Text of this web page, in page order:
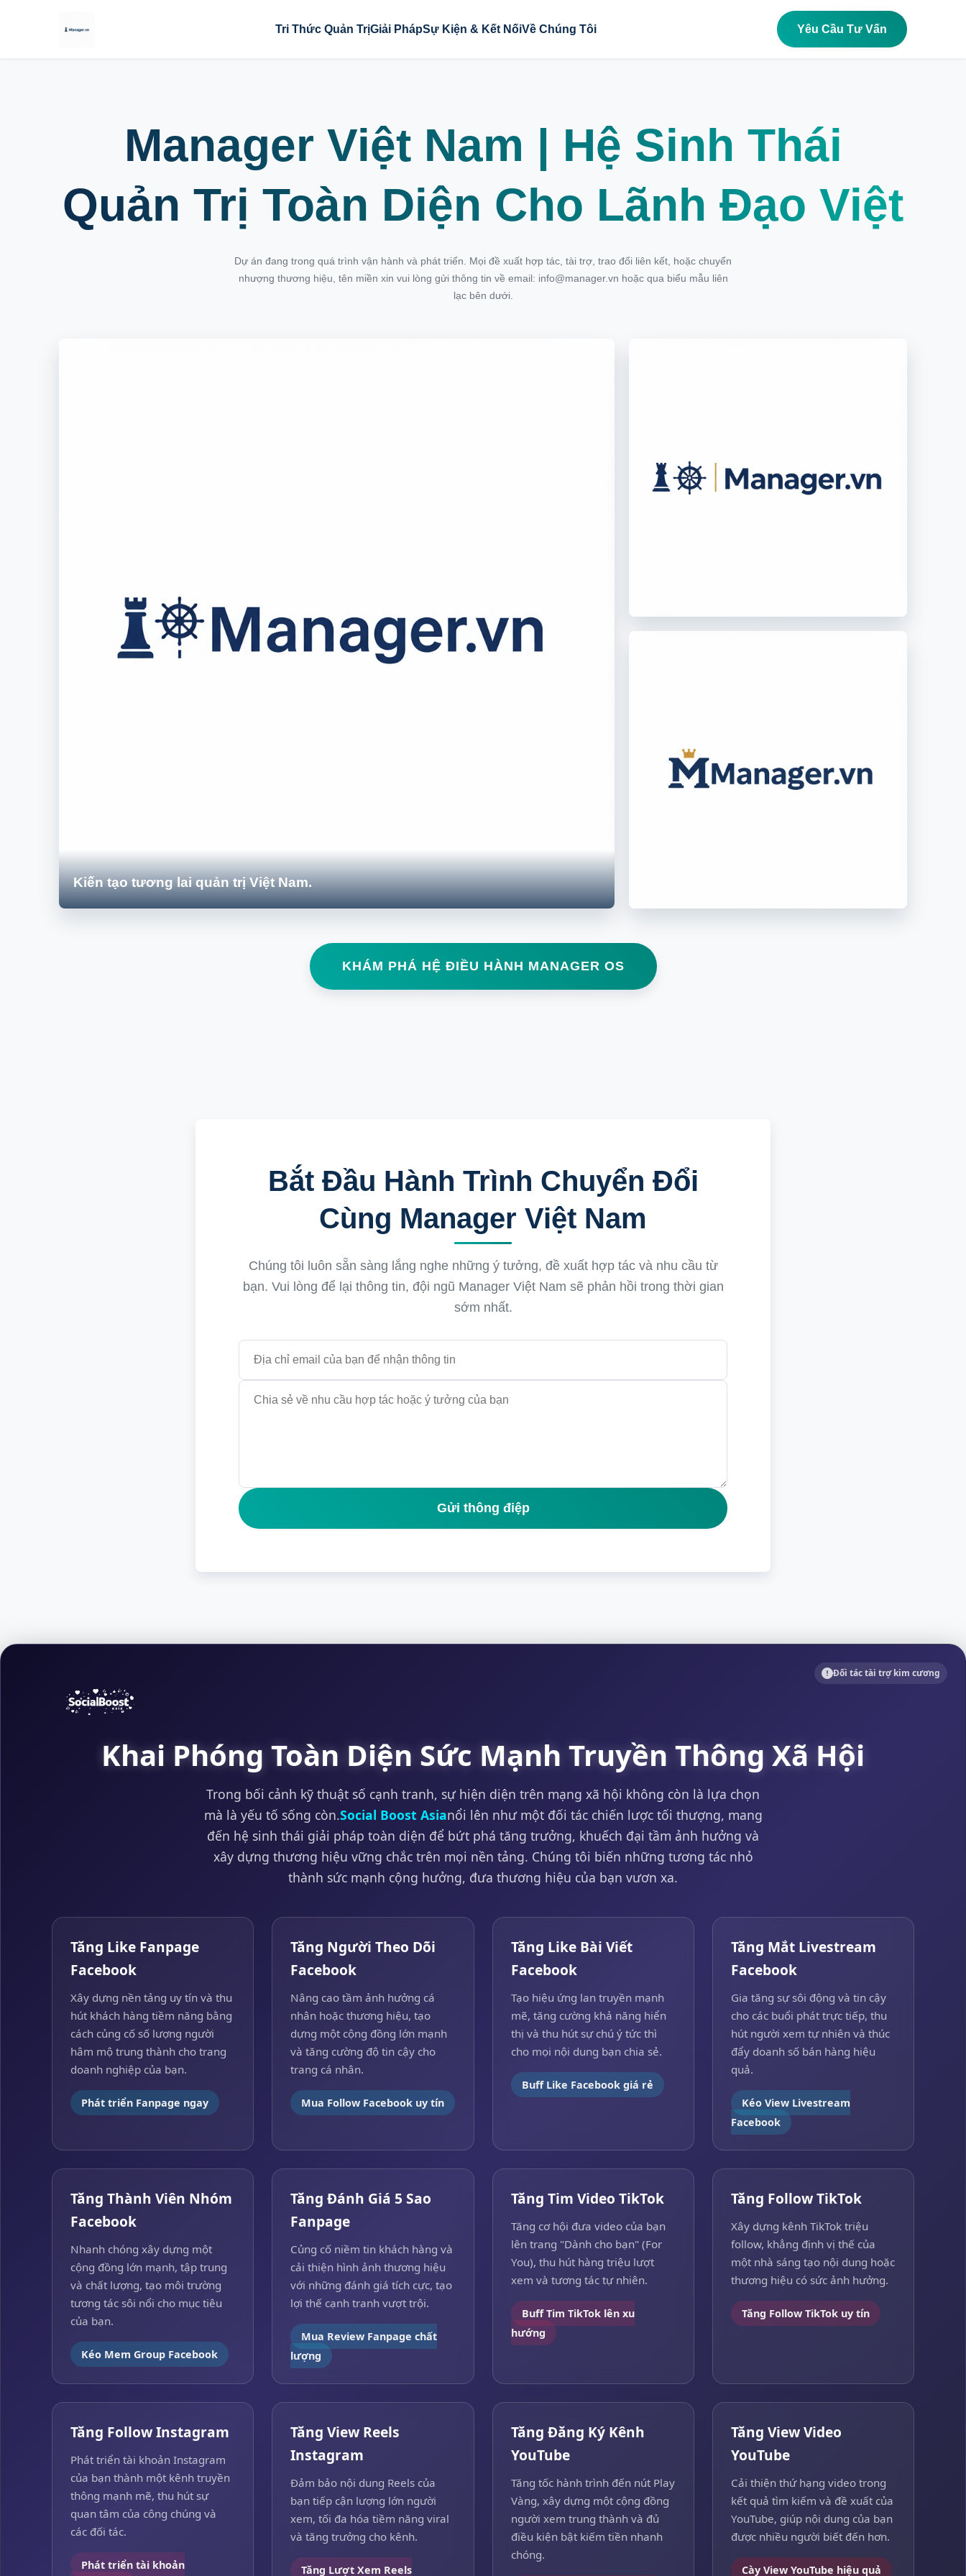
Tri Thức Quản TrịGiải PhápSự Kiện & Kết NốiVề Chúng Tôi Yêu Cầu Tư Vấn
Manager Việt Nam | Hệ Sinh Thái
Quản Trị Toàn Diện Cho Lãnh Đạo Việt
Dự án đang trong quá trình vận hành và phát triển. Mọi đề xuất hợp tác, tài trợ, trao đổi liên kết, hoặc chuyển
nhượng thương hiệu, tên miền xin vui lòng gửi thông tin về email: info@manager.vn hoặc qua biểu mẫu liên
lạc bên dưới.
Kiến tạo tương lai quản trị Việt Nam.
KHÁM PHÁ HỆ ĐIỀU HÀNH MANAGER OS
Bắt Đầu Hành Trình Chuyển Đổi
Cùng Manager Việt Nam
Chúng tôi luôn sẵn sàng lắng nghe những ý tưởng, đề xuất hợp tác và nhu cầu từ
bạn. Vui lòng để lại thông tin, đội ngũ Manager Việt Nam sẽ phản hồi trong thời gian
sớm nhất.
Gửi thông điệp
Đối tác tài trợ kim cương
Khai Phóng Toàn Diện Sức Mạnh Truyền Thông Xã Hội
Trong bối cảnh kỹ thuật số cạnh tranh, sự hiện diện trên mạng xã hội không còn là lựa chọn
mà là yếu tố sống còn.Social Boost Asianổi lên như một đối tác chiến lược tối thượng, mang
đến hệ sinh thái giải pháp toàn diện để bứt phá tăng trưởng, khuếch đại tầm ảnh hưởng và
xây dựng thương hiệu vững chắc trên mọi nền tảng. Chúng tôi biến những tương tác nhỏ
thành sức mạnh cộng hưởng, đưa thương hiệu của bạn vươn xa.
Tăng Like Fanpage
Facebook
Xây dựng nền tảng uy tín và thu
hút khách hàng tiềm năng bằng
cách củng cố số lượng người
hâm mộ trung thành cho trang
doanh nghiệp của bạn.
Phát triển Fanpage ngay
Tăng Người Theo Dõi
Facebook
Nâng cao tầm ảnh hưởng cá
nhân hoặc thương hiệu, tạo
dựng một cộng đồng lớn mạnh
và tăng cường độ tin cậy cho
trang cá nhân.
Mua Follow Facebook uy tín
Tăng Like Bài Viết
Facebook
Tạo hiệu ứng lan truyền mạnh
mẽ, tăng cường khả năng hiển
thị và thu hút sự chú ý tức thì
cho mọi nội dung bạn chia sẻ.
Buff Like Facebook giá rẻ
Tăng Mắt Livestream
Facebook
Gia tăng sự sôi động và tin cậy
cho các buổi phát trực tiếp, thu
hút người xem tự nhiên và thúc
đẩy doanh số bán hàng hiệu
quả.
Kéo View Livestream
Facebook
Tăng Thành Viên Nhóm
Facebook
Nhanh chóng xây dựng một
cộng đồng lớn mạnh, tập trung
và chất lượng, tạo môi trường
tương tác sôi nổi cho mục tiêu
của bạn.
Kéo Mem Group Facebook
Tăng Đánh Giá 5 Sao
Fanpage
Củng cố niềm tin khách hàng và
cải thiện hình ảnh thương hiệu
với những đánh giá tích cực, tạo
lợi thế cạnh tranh vượt trội.
Mua Review Fanpage chất
lượng
Tăng Tim Video TikTok
Tăng cơ hội đưa video của bạn
lên trang "Dành cho bạn" (For
You), thu hút hàng triệu lượt
xem và tương tác tự nhiên.
Buff Tim TikTok lên xu
hướng
Tăng Follow TikTok
Xây dựng kênh TikTok triệu
follow, khẳng định vị thế của
một nhà sáng tạo nội dung hoặc
thương hiệu có sức ảnh hưởng.
Tăng Follow TikTok uy tín
Tăng Follow Instagram
Phát triển tài khoản Instagram
của bạn thành một kênh truyền
thông mạnh mẽ, thu hút sự
quan tâm của công chúng và
các đối tác.
Phát triển tài khoản
Tăng View Reels
Instagram
Đảm bảo nội dung Reels của
bạn tiếp cận lượng lớn người
xem, tối đa hóa tiềm năng viral
và tăng trưởng cho kênh.
Tăng Lượt Xem Reels
Tăng Đăng Ký Kênh
YouTube
Tăng tốc hành trình đến nút Play
Vàng, xây dựng một cộng đồng
người xem trung thành và đủ
điều kiện bật kiếm tiền nhanh
chóng.
Tăng View Video
YouTube
Cải thiện thứ hạng video trong
kết quả tìm kiếm và đề xuất của
YouTube, giúp nội dung của bạn
được nhiều người biết đến hơn.
Cày View YouTube hiệu quả